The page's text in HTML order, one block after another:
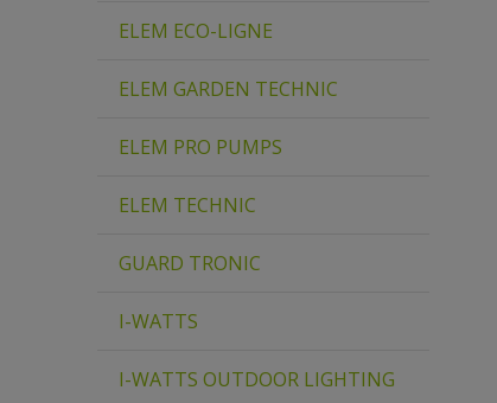
ELEM ECO-LIGNE
ELEM GARDEN TECHNIC
ELEM PRO PUMPS
ELEM TECHNIC
GUARD TRONIC
I-WATTS
I-WATTS OUTDOOR LIGHTING